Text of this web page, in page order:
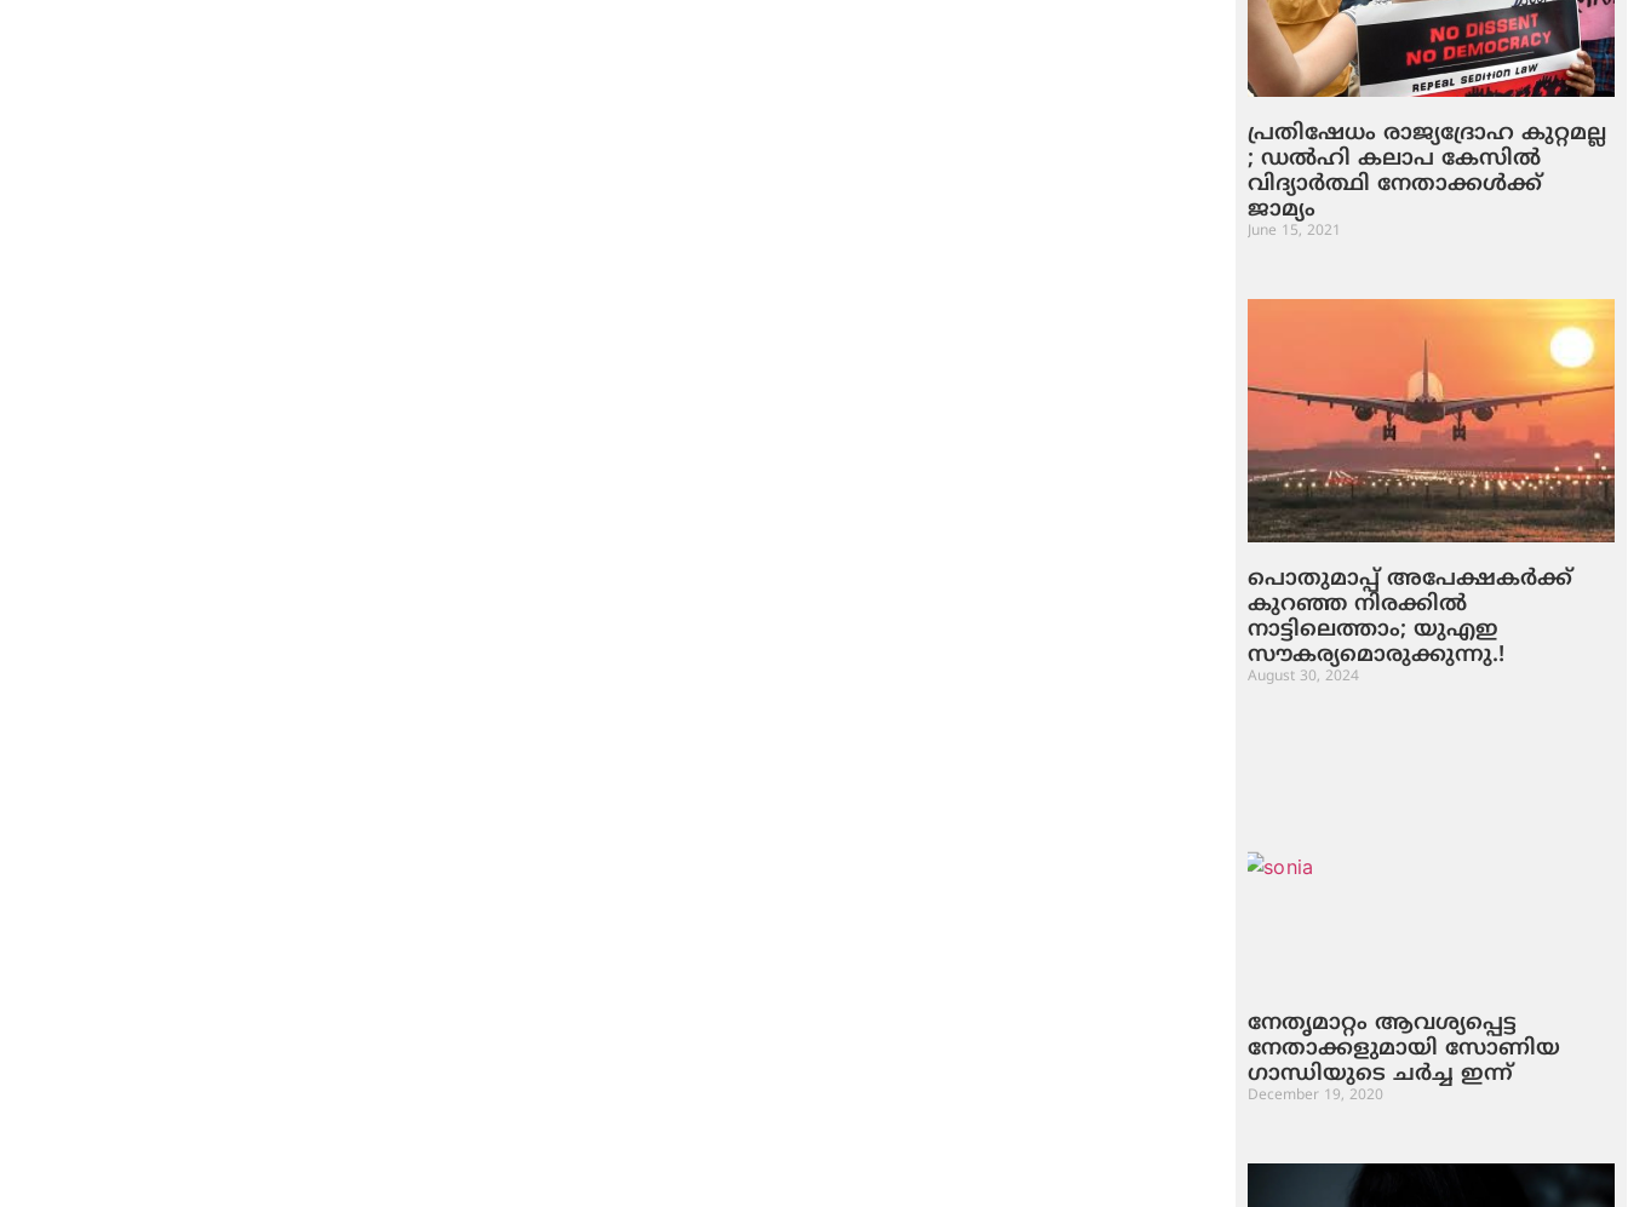
പ്രതിഷേധം രാജ്യദ്രോഹ കുറ്റമല്ല
; ഡല്‍ഹി കലാപ കേസില്‍
വിദ്യാര്‍ത്ഥി നേതാക്കള്‍ക്ക്
ജാമ്യം
June 15, 2021
പൊതുമാപ്പ് അപേക്ഷകർക്ക്
കുറഞ്ഞ നിരക്കിൽ
നാട്ടിലെത്താം; യുഎഇ
സൗകര്യമൊരുക്കുന്നു.!
August 30, 2024
നേതൃമാറ്റം ആവശ്യപ്പെട്ട
നേതാക്കളുമായി സോണിയ
ഗാന്ധിയുടെ ചര്‍ച്ച ഇന്ന്
December 19, 2020